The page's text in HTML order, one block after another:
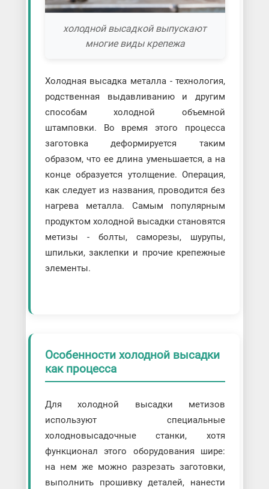
холодной высадкой выпускают
многие виды крепежа
Холодная высадка металла - технология,
родственная выдавливанию и другим
способам холодной объемной
штамповки. Во время этого процесса
заготовка деформируется таким
образом, что ее длина уменьшается, а на
конце образуется утолщение. Операция,
как следует из названия, проводится без
нагрева металла. Самым популярным
продуктом холодной высадки становятся
метизы - болты, саморезы, шурупы,
шпильки, заклепки и прочие крепежные
элементы.
Особенности холодной высадки
как процесса
Для холодной высадки метизов
используют специальные
холодновысадочные станки, хотя
функционал этого оборудования шире:
на нем же можно разрезать заготовки,
выполнить прошивку деталей, нанести